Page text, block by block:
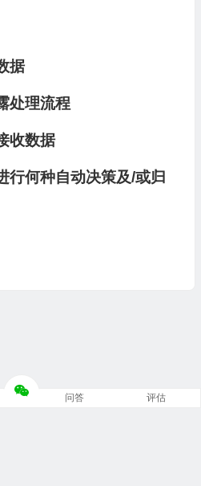
据
处理流程
收数据
行何种自动决策及/或归
问答 评估